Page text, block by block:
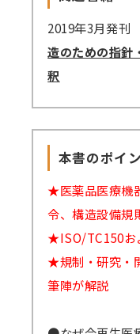
2019年3月発刊
造のための指針
釈
本書のポイ
★医薬品医療機
令、構造設備規
★ISO/TC150お
★規制・研究・
筆陣が解説